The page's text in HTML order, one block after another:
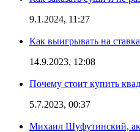
9.1.2024, 11:27
Как выигрывать на
14.9.2023, 12:08
Почему стоит купить
5.7.2023, 00:37
Михаил Шуфутинский,